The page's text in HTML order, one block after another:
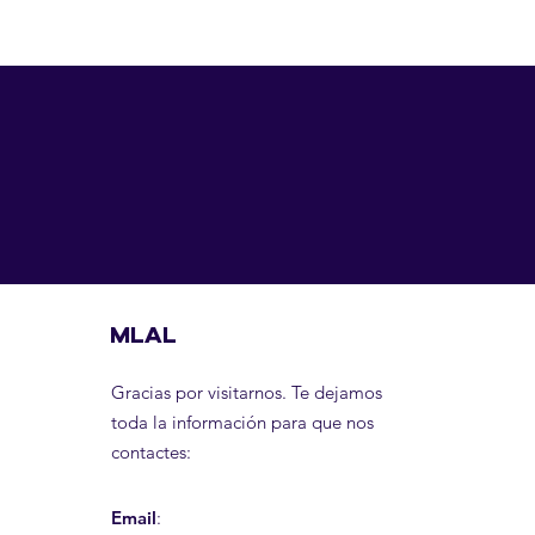
MLAL
Gracias por visitarnos. Te dejamos
toda la información para que nos
contactes:
Email: